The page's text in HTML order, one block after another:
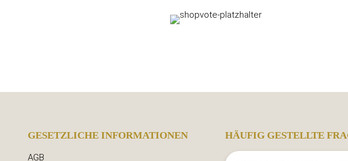
GESETZLICHE INFORMATIONEN
AGB
HÄUFIG GESTELLTE